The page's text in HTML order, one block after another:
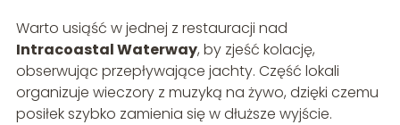
Warto usiąść w jednej z restauracji nad
Intracoastal Waterway, by zjeść kolację,
obserwując przepływające jachty. Część lokali
organizuje wieczory z muzyką na żywo, dzięki czemu
posiłek szybko zamienia się w dłuższe wyjście.